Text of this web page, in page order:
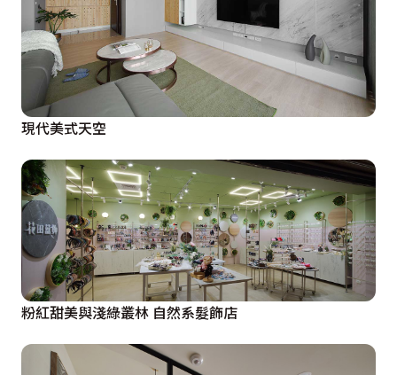
現代美式天空
粉紅甜美與淺綠叢林 自然系髮飾店